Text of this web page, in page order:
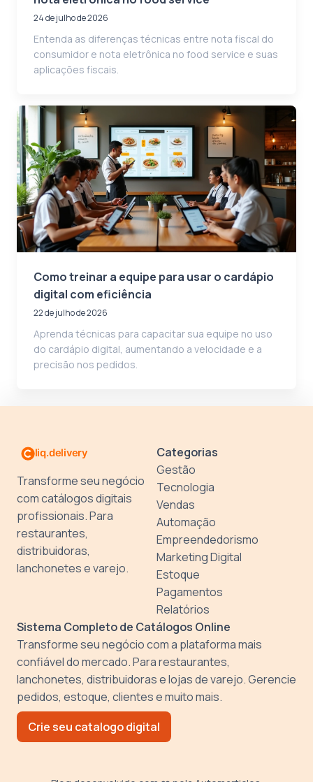
24 de julho de 2026
Entenda as diferenças técnicas entre nota fiscal do
consumidor e nota eletrônica no food service e suas
aplicações fiscais.
Como treinar a equipe para usar o cardápio
digital com eficiência
22 de julho de 2026
Aprenda técnicas para capacitar sua equipe no uso
do cardápio digital, aumentando a velocidade e a
precisão nos pedidos.
Transforme seu negócio
com catálogos digitais
profissionais. Para
restaurantes,
distribuidoras,
lanchonetes e varejo.
Categorias
Gestão
Tecnologia
Vendas
Automação
Empreendedorismo
Marketing Digital
Estoque
Pagamentos
Relatórios
Sistema Completo de Catálogos Online
Transforme seu negócio com a plataforma mais
confiável do mercado. Para restaurantes,
lanchonetes, distribuidoras e lojas de varejo. Gerencie
pedidos, estoque, clientes e muito mais.
Crie seu catalogo digital